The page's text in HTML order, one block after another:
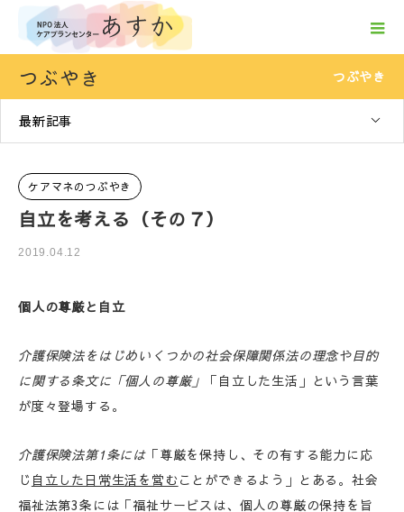
つぶやき つぶやき
最新記事
ケアマネのつぶやき
自立を考える（その７）
2019.04.12
個人の尊厳と自立
介護保険法をはじめいくつかの社会保障関係法の理念や目的
に関する条文に「個人の尊厳」
「自立した生活」という言葉
が度々登場する。
介護保険法第1条には 「尊厳を保持し、その有する能力に応
じ 自立した日常生活を営む ことができるよう」とある。社会
福祉法第3条には「福祉サービスは、個人の尊厳の保持を旨